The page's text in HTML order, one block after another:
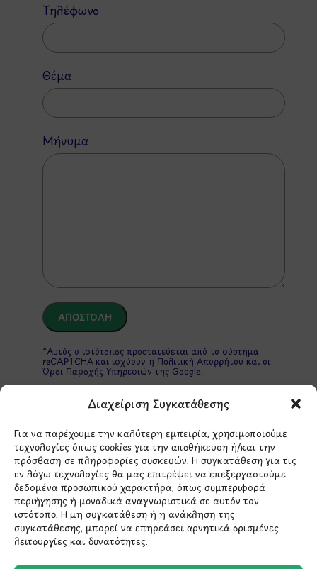
Διαχείριση Συγκατάθεσης
Για να παρέχουμε την καλύτερη εμπειρία, χρησιμοποιούμε
τεχνολογίες όπως cookies για την αποθήκευση ή/και την
πρόσβαση σε πληροφορίες συσκευών. Η συγκατάθεση για τις
εν λόγω τεχνολογίες θα μας επιτρέψει να επεξεργαστούμε
δεδομένα προσωπικού χαρακτήρα, όπως συμπεριφορά
περιήγησης ή μοναδικά αναγνωριστικά σε αυτόν τον
ιστότοπο. Η μη συγκατάθεση ή η ανάκληση της
συγκατάθεσης, μπορεί να επηρεάσει αρνητικά ορισμένες
λειτουργίες και δυνατότητες.
Τηλέφωνο
Θέμα
Μήνυμα
*Αυτός ο ιστότοπος προστατεύεται από το σύστημα
reCAPTCHA και ισχύουν η Πολιτική Απορρήτου και οι
Όροι Παροχής Υπηρεσιώντης Google.
ΣΤΟΙΧΕΙΑ ΕΠΙΚΟΙΝΩΝΙΑΣ
Holargos Center (Ισόγειο)
Λ.Περικλέους 56,
Χολαργός 15561
210 6522282